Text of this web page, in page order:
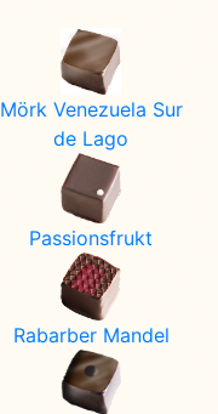
Mörk Venezuela Sur
de Lago
Passionsfrukt
Rabarber Mandel